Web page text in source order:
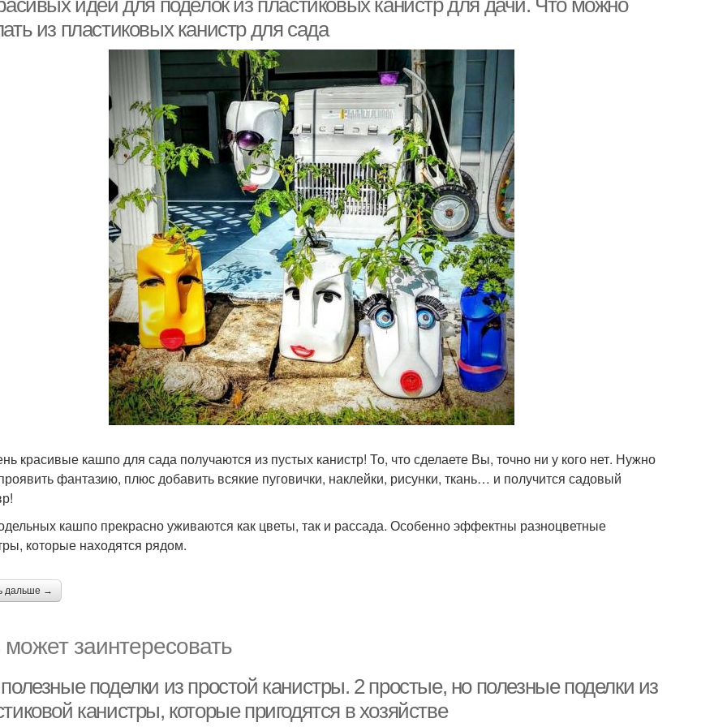
идеи для поделок из пластиковых канистр для дачи. Что можно
из пластиковых канистр для сада
красивые кашпо для сада получаются из пустых канистр! То, что сделаете Вы, точно ни у кого нет. Нужно
фантазию, плюс добавить всякие пуговички, наклейки, рисунки, ткань… и получится садовый
кашпо прекрасно уживаются как цветы, так и рассада. Особенно эффектны разноцветные
которые находятся рядом.
дальше →
заинтересовать
поделки из простой канистры. 2 простые, но полезные поделки из
канистры, которые пригодятся в хозяйстве